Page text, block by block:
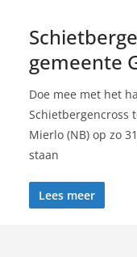
gemeente
Doe mee met het
Schietbergencross
Mierlo (NB) op zo
staan
Lees meer